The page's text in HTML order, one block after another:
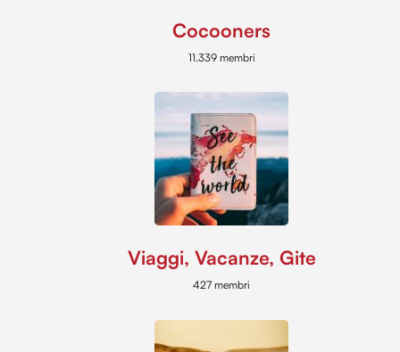
Cocooners
11.339 membri
Viaggi, Vacanze, Gite
427 membri